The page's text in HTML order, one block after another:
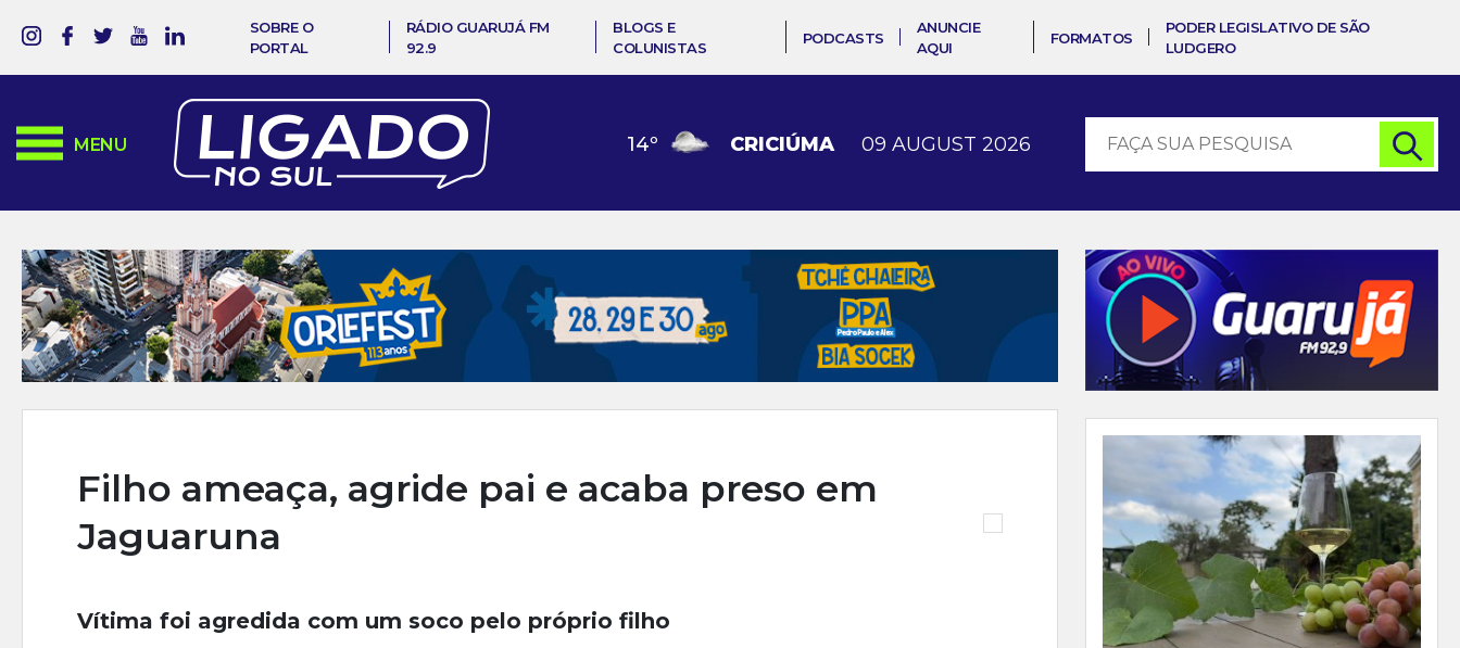
SOBRE O
PORTAL
RÁDIO GUARUJÁ FM
92.9
BLOGS E
COLUNISTAS
PODCASTS
ANUNCIE
AQUI
FORMATOS
PODER LEGISLATIVO DE SÃO
LUDGERO
MENU 14º CRICIÚMA 09 AUGUST 2026
Filho ameaça, agride pai e acaba preso em
Jaguaruna
Vítima foi agredida com um soco pelo próprio filho